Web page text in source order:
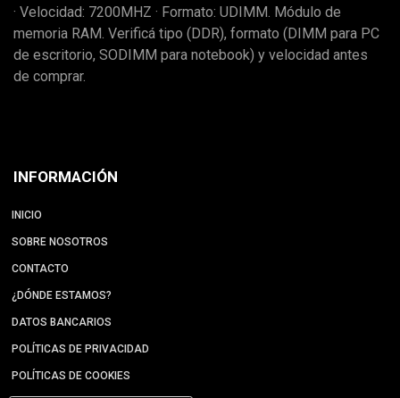
· Velocidad: 7200MHZ · Formato: UDIMM. Módulo de
memoria RAM. Verificá tipo (DDR), formato (DIMM para PC
de escritorio, SODIMM para notebook) y velocidad antes
de comprar.
INFORMACIÓN
INICIO
SOBRE NOSOTROS
CONTACTO
¿DÓNDE ESTAMOS?
DATOS BANCARIOS
POLÍTICAS DE PRIVACIDAD
POLÍTICAS DE COOKIES